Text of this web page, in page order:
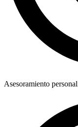
Asesoramiento